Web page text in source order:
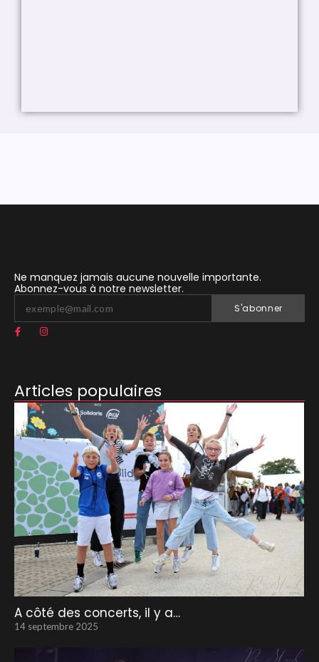
Ne manquez jamais aucune nouvelle importante.
Abonnez-vous à notre newsletter.
S'abonner
Articles populaires
A côté des concerts, il y a…
14 septembre 2025